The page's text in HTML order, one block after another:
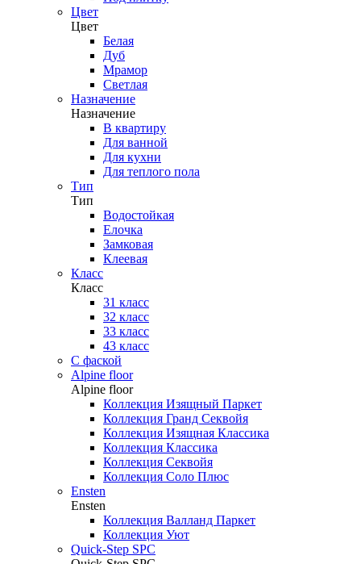
Цвет
Цвет
Белая
Дуб
Мрамор
Светлая
Назначение
Назначение
В квартиру
Для ванной
Для кухни
Для теплого пола
Тип
Тип
Водостойкая
Елочка
Замковая
Клеевая
Класс
Класс
31 класс
32 класс
33 класс
43 класс
С фаской
Alpine floor
Alpine floor
Коллекция Изящный Паркет
Коллекция Гранд Секвойя
Коллекция Изящная Классика
Коллекция Классика
Коллекция Секвойя
Коллекция Соло Плюс
Ensten
Ensten
Коллекция Валланд Паркет
Коллекция Уют
Quick-Step SPC